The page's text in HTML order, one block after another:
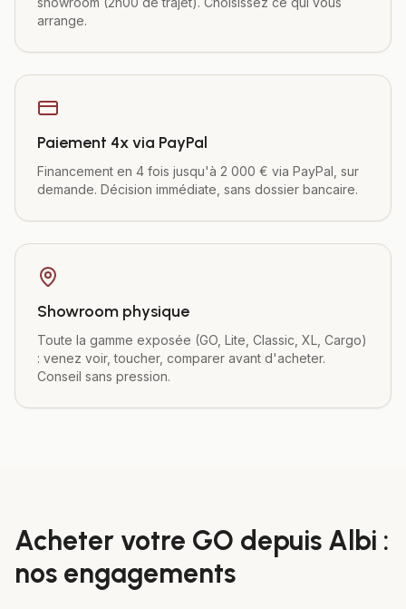
arrange.
Paiement 4x via PayPal
Financement en 4 fois jusqu'à 2 000 € via PayPal, sur
demande. Décision immédiate, sans dossier bancaire.
Showroom physique
Toute la gamme exposée (GO, Lite, Classic, XL, Cargo)
: venez voir, toucher, comparer avant d'acheter.
Conseil sans pression.
Acheter votre GO depuis Albi :
nos engagements